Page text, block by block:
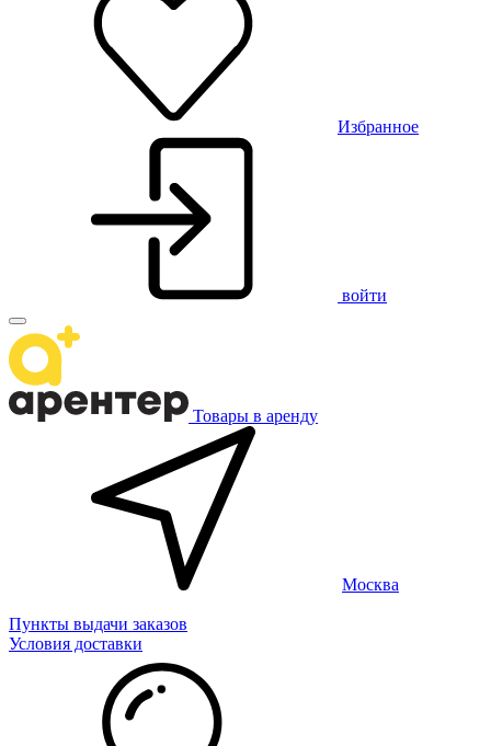
Избранное
войти
Товары в аренду
Москва
Пункты выдачи заказов
Условия доставки